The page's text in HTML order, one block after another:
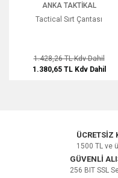
ANKA TAKTIKAL
Tactical Sırt Çantası
1.428,26 TLKdv Dahil
1.380,65 TL Kdv Dahil
ÜCRETSİZ
1500 TL ve
GÜVENLİ
256 BIT SSL